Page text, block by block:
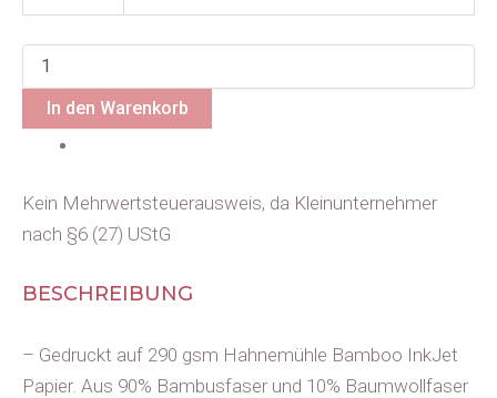
In den Warenkorb
Kein Mehrwertsteuerausweis, da Kleinunternehmer
nach §6 (27) UStG
BESCHREIBUNG
– Gedruckt auf 290 gsm Hahnemühle Bamboo InkJet
Papier. Aus 90% Bambusfaser und 10% Baumwollfaser